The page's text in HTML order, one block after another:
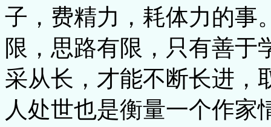
子，费精力，耗体力的事
限，思路有限，只有善于
采从长，才能不断长进，
人处世也是衡量一个作家